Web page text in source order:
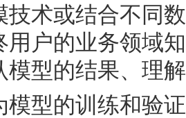
技术或结合不同
用户的业务领域
模型的结果、理
模型的训练和验